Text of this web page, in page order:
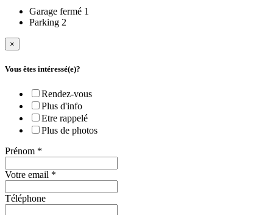
Garage fermé 1
Parking 2
×
Vous êtes intéressé(e)?
Rendez-vous
Plus d'info
Etre rappelé
Plus de photos
Prénom *
Votre email *
Téléphone